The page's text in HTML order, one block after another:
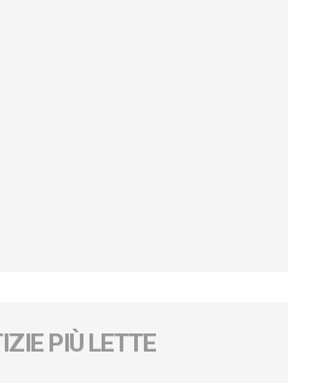
PIÙ LETTE